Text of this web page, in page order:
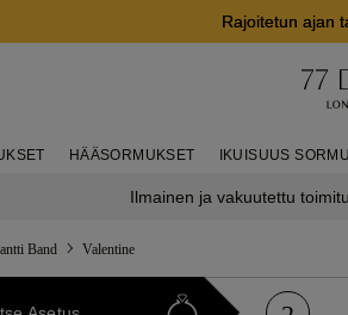
Rajoitetun ajan
HÄÄSORMUKSET IKUISUUS
Ilmainen ja vakuutettu
Band Valentine